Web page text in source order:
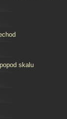
skalu